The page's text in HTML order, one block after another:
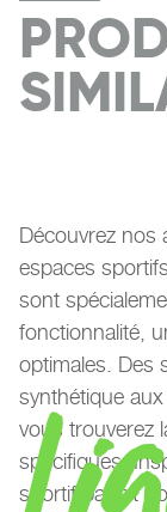
Découvrez nos
espaces
sont
fonctionnalité,
optimales. Des
synthétique
vous trouverez
spécifiques.
sportif parfait